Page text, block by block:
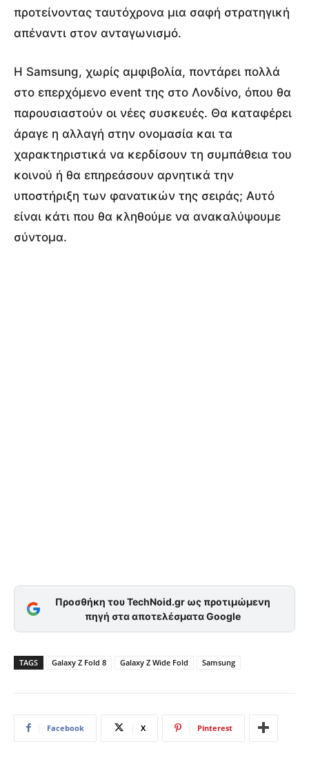
προτείνοντας ταυτόχρονα μια σαφή στρατηγική
απέναντι στον ανταγωνισμό.
Η Samsung, χωρίς αμφιβολία, ποντάρει πολλά
στο επερχόμενο event της στο Λονδίνο, όπου θα
παρουσιαστούν οι νέες συσκευές. Θα καταφέρει
άραγε η αλλαγή στην ονομασία και τα
χαρακτηριστικά να κερδίσουν τη συμπάθεια του
κοινού ή θα επηρεάσουν αρνητικά την
υποστήριξη των φανατικών της σειράς; Αυτό
είναι κάτι που θα κληθούμε να ανακαλύψουμε
σύντομα.
Προσθήκη του TechNoid.gr ως προτιμώμενη
πηγή στα αποτελέσματα Google
TAGS Galaxy Z Fold 8 Galaxy Z Wide Fold Samsung
Facebook X Pinterest